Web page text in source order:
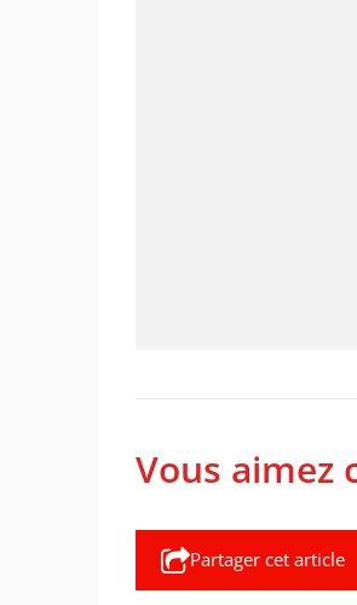
Vous aimez
Partager cet article